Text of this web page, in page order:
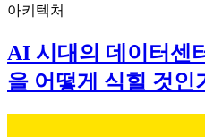
아키텍처
AI 시대의 데이터센
을 어떻게 식힐 것인